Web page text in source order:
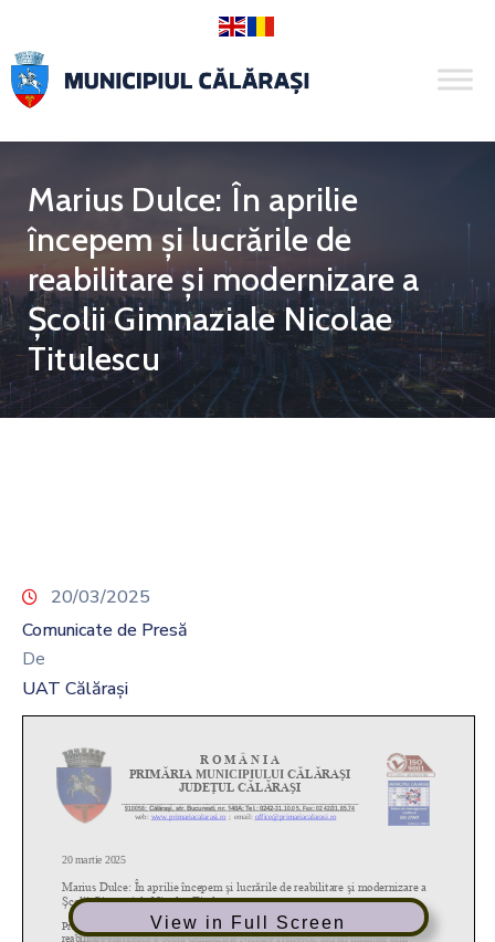
Marius Dulce: În aprilie
începem și lucrările de
reabilitare și modernizare a
Școlii Gimnaziale Nicolae
Titulescu
20/03/2025
Comunicate de Presă
De
UAT Călărași
View in Full Screen